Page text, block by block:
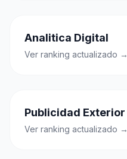
Analitica Digital
Ver ranking actualizado →
Publicidad Exterior
Ver ranking actualizado →